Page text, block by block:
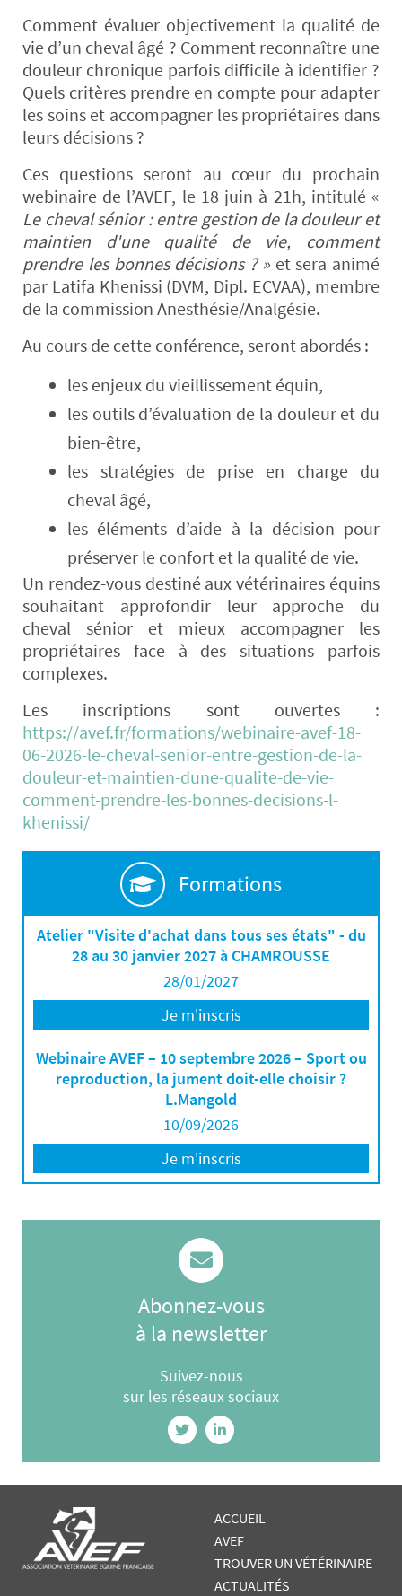
Comment évaluer objectivement la qualité de
vie d’un cheval âgé ? Comment reconnaître une
douleur chronique parfois difficile à identifier ?
Quels critères prendre en compte pour adapter
les soins et accompagner les propriétaires dans
leurs décisions ?
Ces questions seront au cœur du prochain
webinaire de l’AVEF, le 18 juin à 21h, intitulé «
Le cheval sénior : entre gestion de la douleur et
maintien d'une qualité de vie, comment
prendre les bonnes décisions ? »et sera animé
par Latifa Khenissi (DVM, Dipl. ECVAA), membre
de la commission Anesthésie/Analgésie.
Au cours de cette conférence, seront abordés :
les enjeux du vieillissement équin,
les outils d’évaluation de la douleur et du
bien-être,
les stratégies de prise en charge du
cheval âgé,
les éléments d’aide à la décision pour
préserver le confort et la qualité de vie.
Un rendez-vous destiné aux vétérinaires équins
souhaitant approfondir leur approche du
cheval sénior et mieux accompagner les
propriétaires face à des situations parfois
complexes.
Les inscriptions sont ouvertes :
https://avef.fr/formations/webinaire-avef-18-
06-2026-le-cheval-senior-entre-gestion-de-la-
douleur-et-maintien-dune-qualite-de-vie-
comment-prendre-les-bonnes-decisions-l-
khenissi/
Formations
Atelier "Visite d'achat dans tous ses états" - du
28 au 30 janvier 2027 à CHAMROUSSE
28/01/2027
Je m'inscris
Webinaire AVEF – 10 septembre 2026 – Sport ou
reproduction, la jument doit-elle choisir ?
L.Mangold
10/09/2026
Je m'inscris
Abonnez-vous
à la newsletter
Suivez-nous
sur les réseaux sociaux
ACCUEIL
AVEF
TROUVER UN VÉTÉRINAIRE
ACTUALITÉS